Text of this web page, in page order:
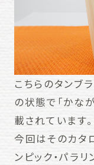
こちらのタンブ
の状態で「かな
載されています。
今回はそのカタ
ンピック・パラ